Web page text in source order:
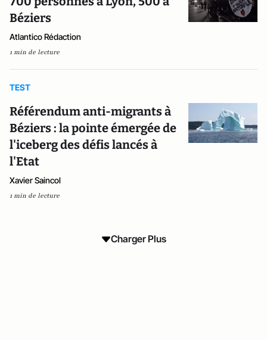
Béziers
Atlantico Rédaction
1 min de lecture
TEST
Référendum anti-migrants à
Béziers : la pointe émergée de
l'iceberg des défis lancés à
l'Etat
Xavier Saincol
1 min de lecture
Charger Plus